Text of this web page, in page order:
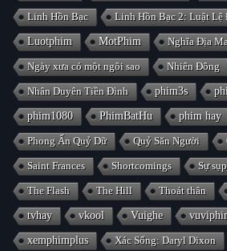
Linh Hồn Bạc Linh Hồn Bạc 2: Luật Lệ
Luotphim MotPhim Nghĩa Địa
Ngày xưa có một ngôi sao Nhiên Đông
Nhân Duyên Tiền Đình phim3s
phim1080 PhimBatHu phim hay
Phong Ấn Quỷ Dữ Quỷ Săn Người
Saint Frances Shortcomings Sự
The Flash The Hill Thoát thân
tvhay vkool Vuighe
xemphimplus Xác Sống: Daryl Dixon